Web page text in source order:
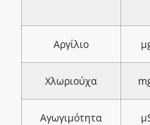
Αργίλιο
Χλωριούχα
Αγωγιμότητα